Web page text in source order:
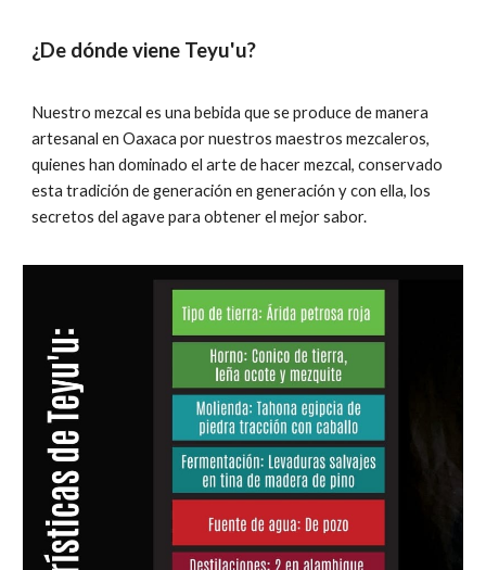
¿De dónde viene Teyu'u?
Nuestro mezcal es una bebida que se produce de manera
artesanal en Oaxaca por nuestros maestros mezcaleros,
quienes han dominado el arte de hacer mezcal, conservado
esta tradición de generación en generación y con ella, los
secretos del agave para obtener el mejor sabor.